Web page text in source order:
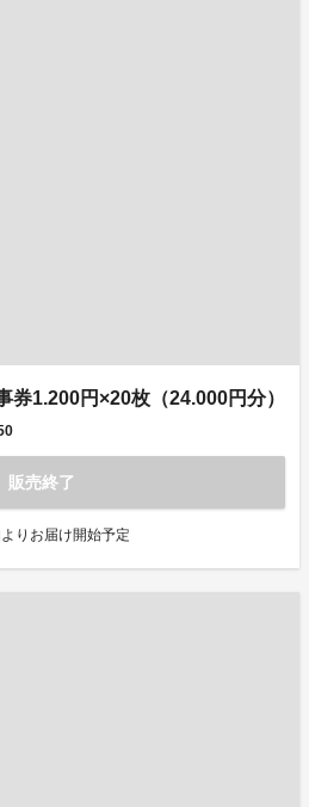
券1.200円×20枚（24.000円分）
販売終了
りお届け開始予定